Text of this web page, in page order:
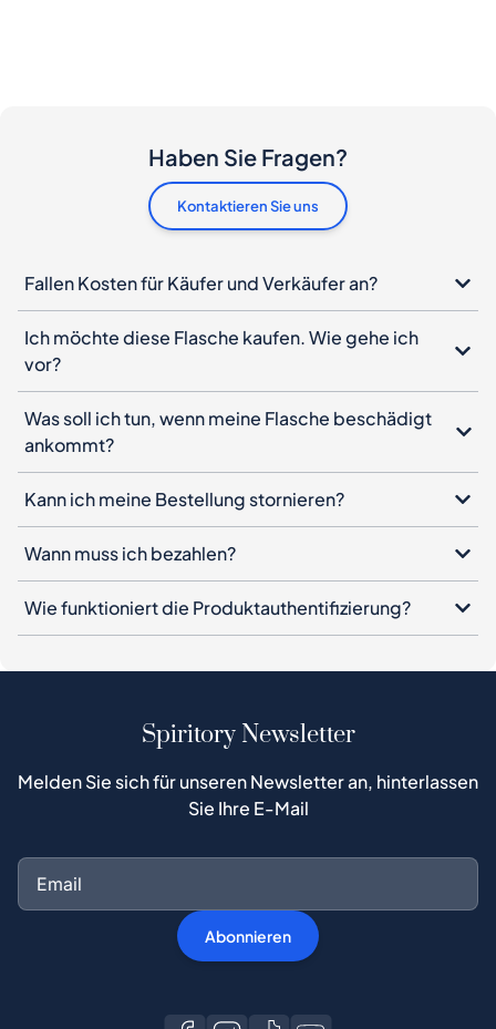
Haben Sie Fragen?
Kontaktieren Sie uns
Fallen Kosten für Käufer und Verkäufer an?
Ich möchte diese Flasche kaufen. Wie gehe ich
vor?
Was soll ich tun, wenn meine Flasche beschädigt
ankommt?
Kann ich meine Bestellung stornieren?
Wann muss ich bezahlen?
Wie funktioniert die Produktauthentifizierung?
Spiritory Newsletter
Melden Sie sich für unseren Newsletter an, hinterlassen
Sie Ihre E-Mail
Abonnieren